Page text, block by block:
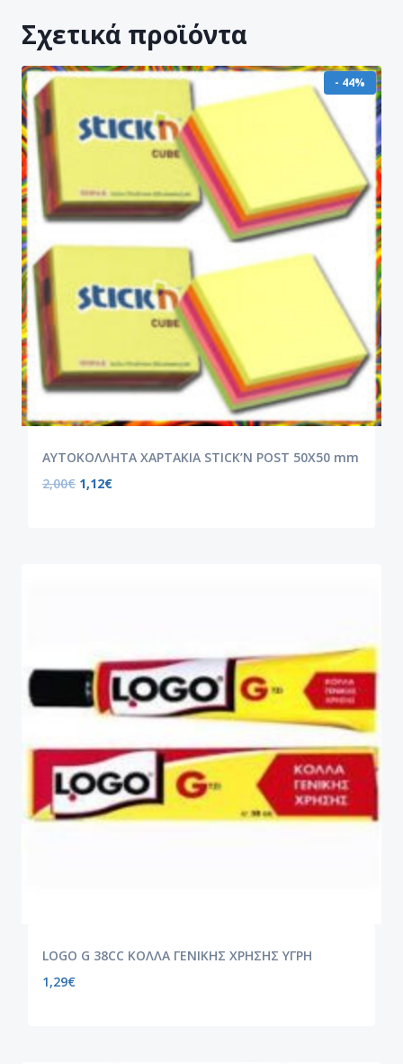
Σχετικά προϊόντα
- 44%
ΑΥΤΟΚΟΛΛΗΤΑ ΧΑΡΤΑΚΙΑ STICK’N POST 50X50 mm
2,00€ 1,12€
LOGO G 38CC ΚΟΛΛΑ ΓΕΝΙΚΗΣ ΧΡΗΣΗΣ ΥΓΡΗ
1,29€